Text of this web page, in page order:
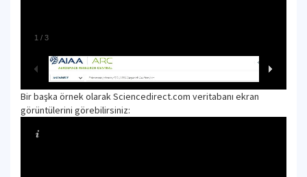
1 / 3
Bir başka örnek olarak Sciencedirect.com veritabanı ekran
görüntülerini görebilirsiniz: